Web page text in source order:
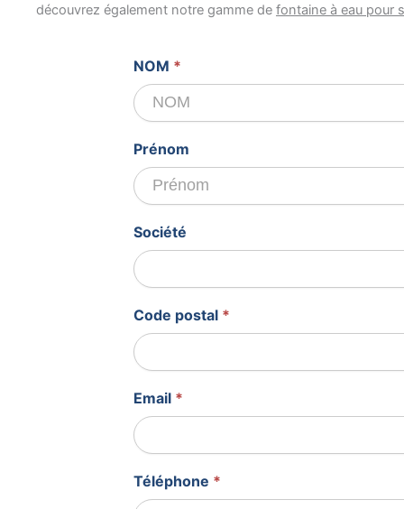
découvrez également notre gamme de fontaine à eau pour
Devis
gratuit
NOM *
Prénom
Société
Code postal *
Email *
Téléphone *